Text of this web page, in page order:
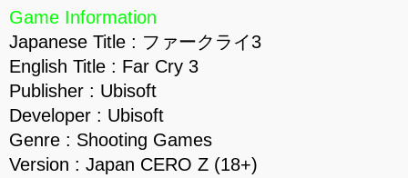
Game Information
Japanese Title : ファークライ3
English Title : Far Cry 3
Publisher : Ubisoft
Developer : Ubisoft
Genre : Shooting Games
Version : Japan CERO Z (18+)